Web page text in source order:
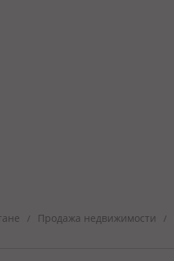
/ Продажа недвижимости /